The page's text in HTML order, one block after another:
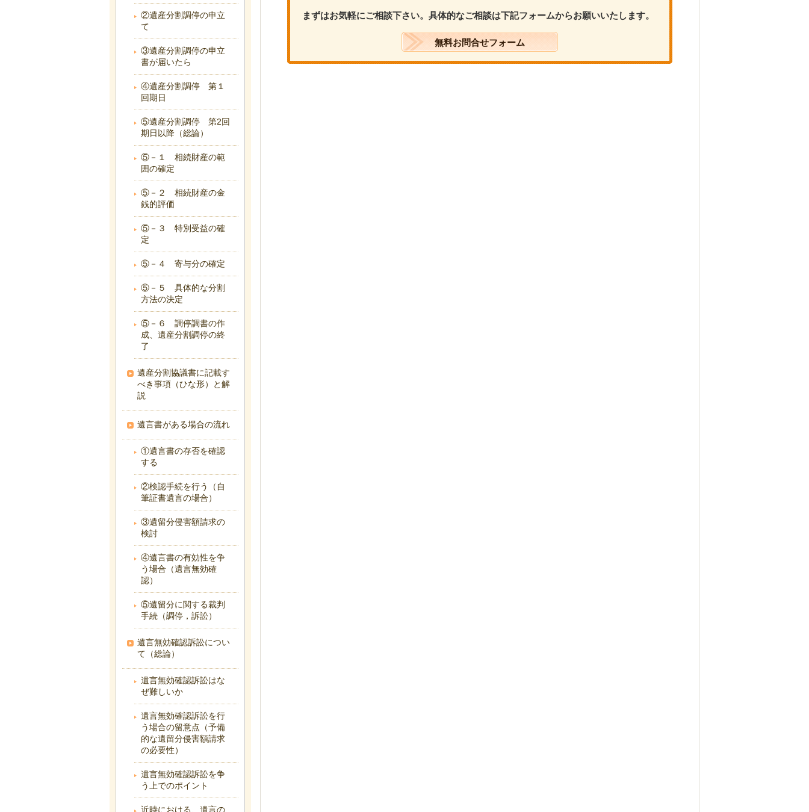
まずはお気軽にご相談下さい。具体的なご相談は下記フォームからお願いいたします。
無料お問合せフォーム
②遺産分割調停の申立
て
③遺産分割調停の申立
書が届いたら
④遺産分割調停 第１
回期日
⑤遺産分割調停 第2回
期日以降（総論）
⑤－１ 相続財産の範
囲の確定
⑤－２ 相続財産の金
銭的評価
⑤－３ 特別受益の確
定
⑤－４ 寄与分の確定
⑤－５ 具体的な分割
方法の決定
⑤－６ 調停調書の作
成、遺産分割調停の終
了
遺産分割協議書に記載す
べき事項（ひな形）と解
説
遺言書がある場合の流れ
①遺言書の存否を確認
する
②検認手続を行う（自
筆証書遺言の場合）
③遺留分侵害額請求の
検討
④遺言書の有効性を争
う場合（遺言無効確
認）
⑤遺留分に関する裁判
手続（調停，訴訟）
遺言無効確認訴訟につい
て（総論）
遺言無効確認訴訟はな
ぜ難しいか
遺言無効確認訴訟を行
う場合の留意点（予備
的な遺留分侵害額請求
の必要性）
遺言無効確認訴訟を争
う上でのポイント
近時における、遺言の